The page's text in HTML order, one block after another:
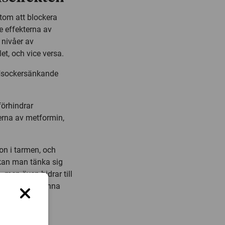
att blockera
effekterna av
av
och vice versa.
av metformin,
i tarmen, och
man tänka sig
men även bidrar till
verifiera denna